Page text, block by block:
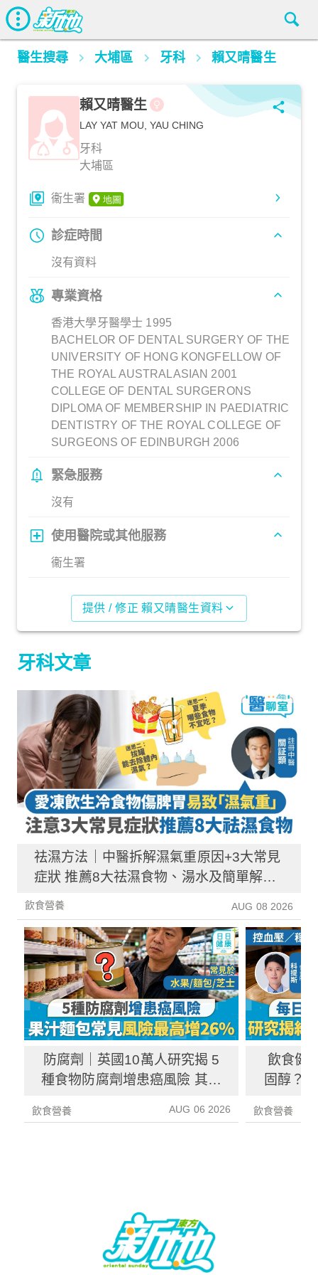
醫生搜尋 大埔區 牙科 賴又晴醫生
賴又晴醫生
LAY YAT MOU, YAU CHING
牙科
大埔區
衞生署
診症時間
沒有資料
專業資格
香港大學牙醫學士 1995
BACHELOR OF DENTAL SURGERY OF THE
UNIVERSITY OF HONG KONGFELLOW OF
THE ROYAL AUSTRALASIAN 2001
COLLEGE OF DENTAL SURGERONS
DIPLOMA OF MEMBERSHIP IN PAEDIATRIC
DENTISTRY OF THE ROYAL COLLEGE OF
SURGEONS OF EDINBURGH 2006
緊急服務
沒有
使用醫院或其他服務
衞生署
提供 / 修正 賴又晴醫生資料
牙科文章
祛濕方法｜中醫拆解濕氣重原因+3大常見
症狀 推薦8大祛濕食物、湯水及簡單解決
方法！
飲食營養 AUG 08 2026
防腐劑｜英國10萬人研究揭 5
種食物防腐劑增患癌風險 其中
飲食營養 AUG 06 2026
飲食健
固醇？
飲食營養